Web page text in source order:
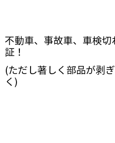
不動車、事故車、車検
証！
(ただし著しく部品が剥
く)